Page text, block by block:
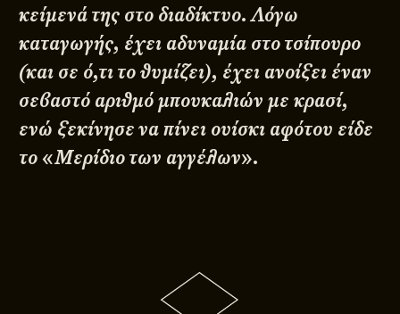
κείμενά της στο διαδίκτυο. Λόγω
καταγωγής, έχει αδυναμία στο τσίπουρο
(και σε ό,τι το θυμίζει), έχει ανοίξει έναν
σεβαστό αριθμό μπουκαλιών με κρασί,
ενώ ξεκίνησε να πίνει ουίσκι αφότου είδε
το«Μερίδιο των αγγέλων».